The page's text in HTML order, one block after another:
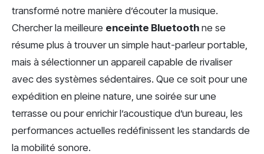
transformé notre manière d’écouter la musique.
Chercher la meilleure enceinte Bluetooth ne se
résume plus à trouver un simple haut-parleur portable,
mais à sélectionner un appareil capable de rivaliser
avec des systèmes sédentaires. Que ce soit pour une
expédition en pleine nature, une soirée sur une
terrasse ou pour enrichir l’acoustique d’un bureau, les
performances actuelles redéfinissent les standards de
la mobilité sonore.